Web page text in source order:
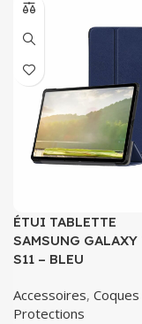
ÉTUI TABLETTE
SAMSUNG GALAXY
S11 – BLEU
Accessoires,
Protections